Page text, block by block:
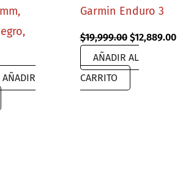
AÑADIR
Garmin Enduro 3
$19,999.00 Original
price
was:
$19,999.00.
$12,889.00
AÑADIR AL
CARRITO